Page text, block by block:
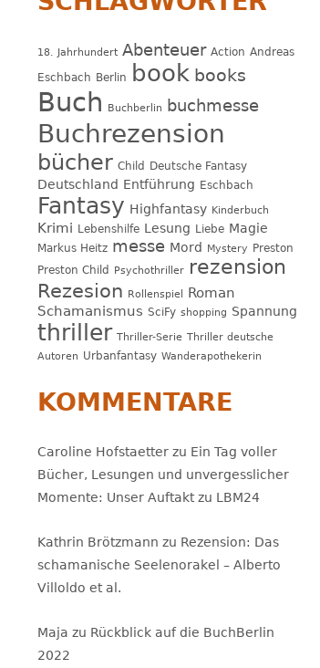
18. Jahrhundert Abenteuer Action Andreas
Eschbach Berlin book books
Buch Buchberlin buchmesse
Buchrezension
bücher Child Deutsche Fantasy
Deutschland Entführung Eschbach
Fantasy Highfantasy Kinderbuch
Krimi Lebenshilfe Lesung Liebe Magie
Markus Heitz messe Mord Mystery Preston
Preston Child
Psychothriller rezension
Rezesion
Rollenspiel
Roman
Schamanismus SciFy shopping Spannung
thriller Thriller-Serie Thriller deutsche
Autoren Urbanfantasy Wanderapothekerin
KOMMENTARE
Caroline Hofstaetter zu Ein Tag voller
Bücher, Lesungen und unvergesslicher
Momente: Unser Auftakt zu LBM24
Kathrin Brötzmann zu Rezension: Das
schamanische Seelenorakel – Alberto
Villoldo et al.
Maja zu Rückblick auf die BuchBerlin
2022